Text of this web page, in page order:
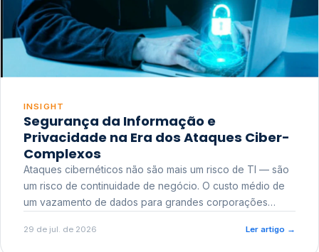
INSIGHT
Segurança da Informação e
Privacidade na Era dos Ataques Ciber-
Complexos
Ataques cibernéticos não são mais um risco de TI — são
um risco de continuidade de negócio. O custo médio de
um vazamento de dados para grandes corporações
reputacional e o risco regulatório junto a órgãos como a
29 de jul. de 2026 Ler artigo →